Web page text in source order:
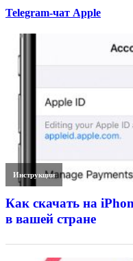
Telegram-чат Apple
Инструкции
Как скачать на
в вашей стране